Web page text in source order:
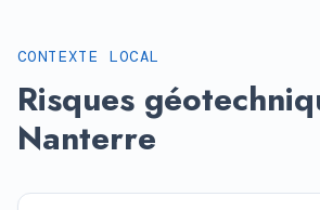
CONTEXTE LOCAL
Risques
Nanterre